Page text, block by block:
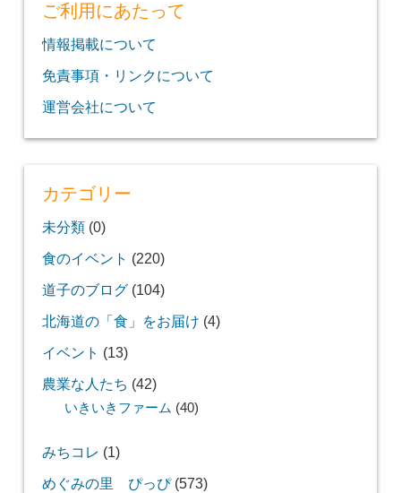
ご利用にあたって
情報掲載について
免責事項・リンクについて
運営会社について
カテゴリー
未分類(0)
食のイベント (220)
道子のブログ(104)
北海道の「食」をお届け (4)
イベント (13)
農業な人たち (42)
いきいきファーム (40)
みちコレ (1)
めぐみの里 ぴっぴ(573)